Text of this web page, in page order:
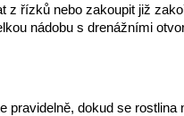
z řízků nebo zakoupit již
nádobu s drenážními
pravidelně, dokud se